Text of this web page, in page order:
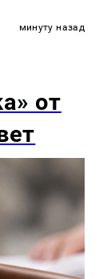
минуту назад
от